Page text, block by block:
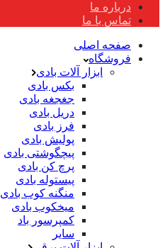
درباره ما
تماس با ما
صفحه اصلی
فروشگاه
ابزار آلات بادی
بکس بادی
جغجغه بادی
دریل بادی
فرز بادی
پولیش بادی
پیچگوشتی بادی
پرچ کن بادی
پیستوله بادی
منگنه کوب بادی
میخکوب بادی
کمپرسور باد
سایر